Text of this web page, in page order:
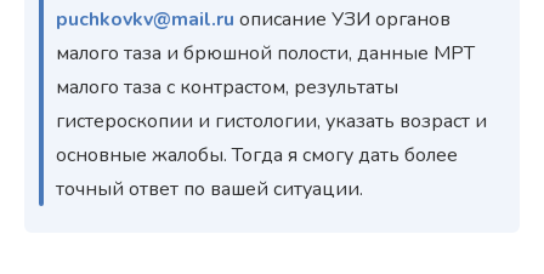
puchkovkv@mail.ru описание УЗИ органов
малого таза и брюшной полости, данные МРТ
малого таза с контрастом, результаты
гистероскопии и гистологии, указать возраст и
основные жалобы. Тогда я смогу дать более
точный ответ по вашей ситуации.